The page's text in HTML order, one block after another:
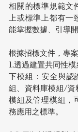
相關的標準規範文
上或標準上都有一
能掌握數據、引導
根據招標文件，專
1.透過建置共同性
下模組：安全與認
組、資料庫模組/資
模組及管理模組，
務應用之標準。